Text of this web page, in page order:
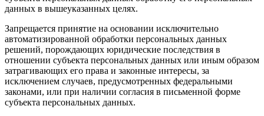
данных в вышеуказанных целях.
Запрещается принятие на основании исключительно
автоматизированной обработки персональных данных
решений, порождающих юридические последствия в
отношении субъекта персональных данных или иным образом
затрагивающих его права и законные интересы, за
исключением случаев, предусмотренных федеральными
законами, или при наличии согласия в письменной форме
субъекта персональных данных.